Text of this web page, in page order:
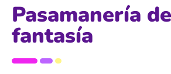
Pasamanería de
fantasía